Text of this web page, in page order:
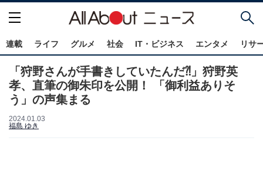
連載 ライフ グルメ 社会 IT・ビジネス エンタメ リサ
「狩野さんが手書きしていたんだ⁈」狩野英
孝、直筆の御朱印を公開！ 「御利益ありそ
う」の声集まる
2024.01.03
福島 ゆき